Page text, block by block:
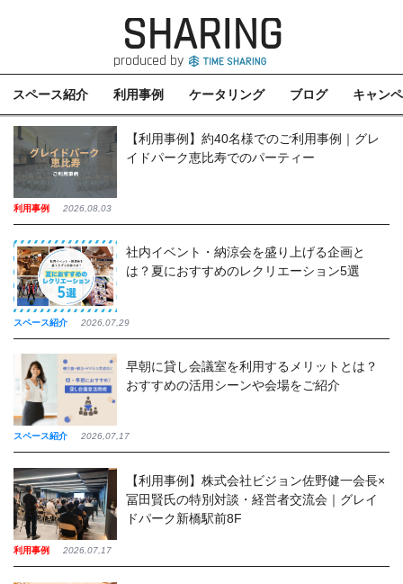
SHARING
produced by
スペース紹介 利用事例 ケータリング ブログ キャン
利用事例 2026,08,03
【利用事例】約40名様でのご利用事例｜グレ
イドパーク恵比寿でのパーティー
スペース紹介 2026,07,29
社内イベント・納涼会を盛り上げる企画と
は？夏におすすめのレクリエーション5選
スペース紹介 2026,07,17
早朝に貸し会議室を利用するメリットとは？
おすすめの活用シーンや会場をご紹介
利用事例 2026,07,17
【利用事例】株式会社ビジョン佐野健一会長×
冨田賢氏の特別対談・経営者交流会｜グレイ
ドパーク新橋駅前8F